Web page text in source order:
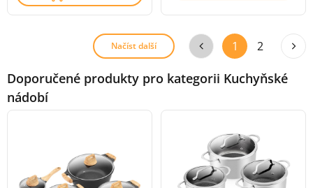
Načíst další 1 2
Doporučené produkty pro kategorii Kuchyňské
nádobí